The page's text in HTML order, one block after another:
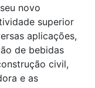
novo
superior
aplicações,
de bebidas
civil,
e as